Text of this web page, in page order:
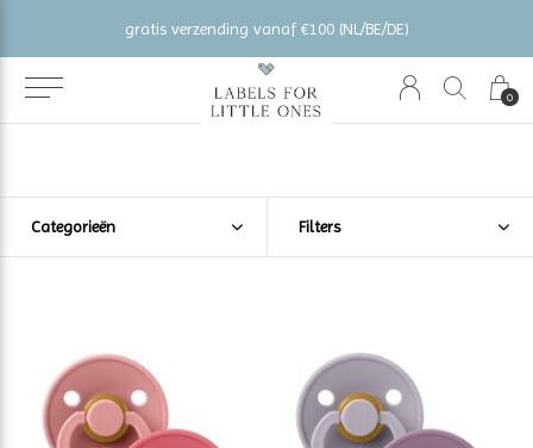
0
gratis verzending vanaf €100 (NL/BE/DE)
Categorieën Filters